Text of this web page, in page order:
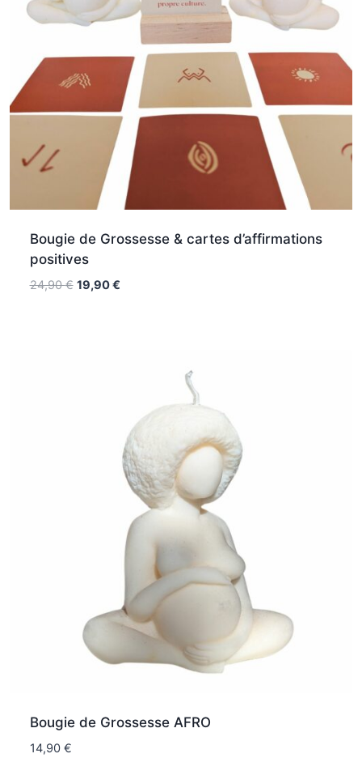
Bougie de Grossesse & cartes d’affirmations
positives
24,90€ Le
19,90€Le
Bougie de Grossesse AFRO
14,90 €